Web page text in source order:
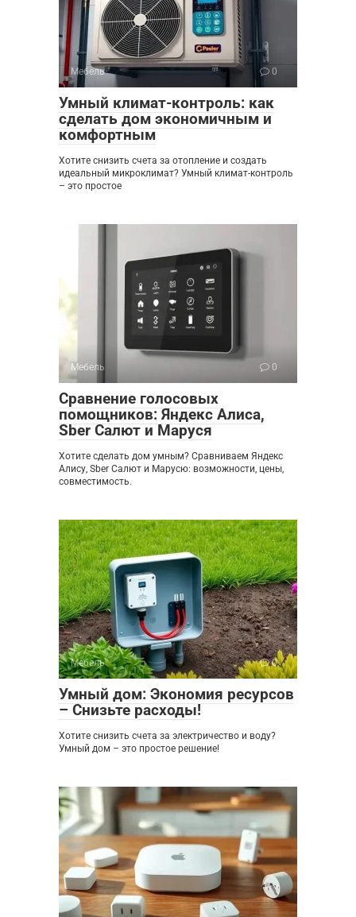
Мебель 0
Умный климат-контроль: как
сделать дом экономичным и
комфортным
Хотите снизить счета за отопление и создать
идеальный микроклимат? Умный климат-контроль
– это простое
Мебель 0
Сравнение голосовых
помощников: Яндекс Алиса,
Sber Салют и Маруся
Хотите сделать дом умным? Сравниваем Яндекс
Алису, Sber Салют и Марусю: возможности, цены,
совместимость.
Мебель 0
Умный дом: Экономия ресурсов
– Снизьте расходы!
Хотите снизить счета за электричество и воду?
Умный дом – это простое решение!